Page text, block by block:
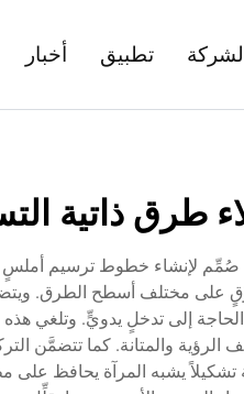
تطبيق أخبار
طرق ذاتية
لإنشاء خطوط ترسيم أملسٍ
على مختلف أسطح الطرق.
إلى تدخلٍ يدويٍّ. وتلغي هذه
والمتانة. كما تتضمَّن
تشكيلاً يشبه المرآة يحافظ